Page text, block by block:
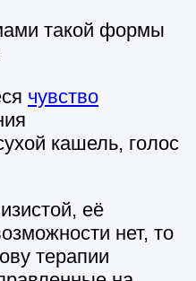
такой формы
чувство
кашель, голос
её
нет, то
терапии